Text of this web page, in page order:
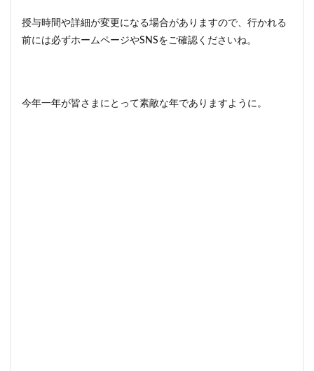
授与時間や詳細が変更になる場合がありますので、行かれる
前には必ずホームページやSNSをご確認くださいね。
今年一年が皆さまにとって素敵な年でありますように。